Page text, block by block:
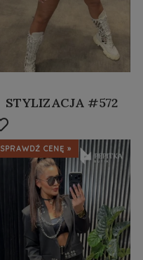
STYLIZACJA #572
SPRAWDŹ CENĘ »